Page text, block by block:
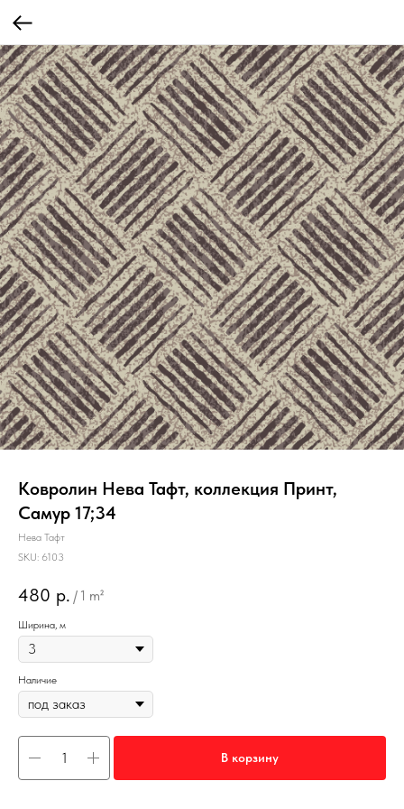
Ковролин Нева Тафт, коллекция Принт,
Самур 17;34
Нева Тафт
SKU: 6103
480 р. / 1 m²
Ширина, м
Наличие
В корзину